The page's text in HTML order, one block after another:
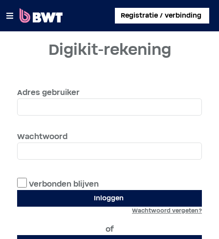
Registratie / verbinding
×
INLOGGEN
EEN KIT ZONDER ACCOUNT REGISTREREN
CONTACT
Digikit-rekening
Adres gebruiker
Wachtwoord
Verbonden blijven
Inloggen
Wachtwoord vergeten?
of